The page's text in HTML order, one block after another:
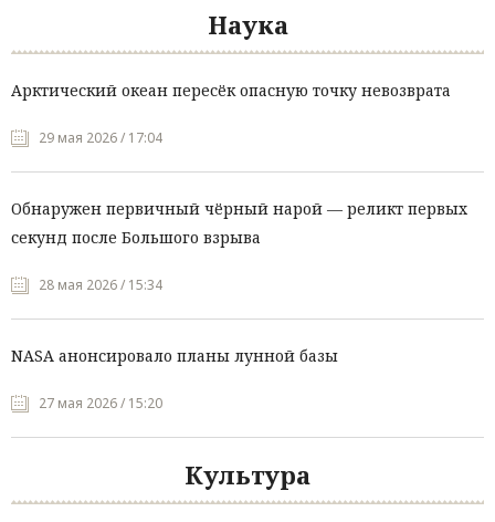
Наука
Арктический океан пересёк опасную точку невозврата
29 мая 2026 / 17:04
Обнаружен первичный чёрный нарой — реликт первых
секунд после Большого взрыва
28 мая 2026 / 15:34
NASA анонсировало планы лунной базы
27 мая 2026 / 15:20
Культура